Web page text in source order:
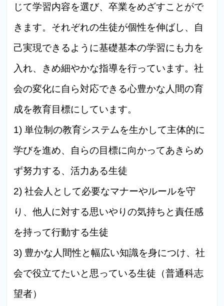
じて学習内容を選び、卒業をめざすことがで
きます。それぞれの生徒が個性を伸ばし、自
己実現できるように基礎基本の学習にも力を
入れ、きめ細やかな指導を行っています。社
会の変化に自ら対応できる心豊かな人間の育
成を教育目標にしています。
1) 単位制の教育システムを生かして主体的に
学びを進め、自らの目標に向かってあきらめ
ず努力する、活力ある生徒
2) 社会人として必要なマナーやルールを守
り、他人に対する思いやりの気持ちと責任感
を持って行動する生徒
3) 豊かな人間性と幅広い知識を身につけ、社
会で役立てたいと思っている生徒（普通科志
望者）